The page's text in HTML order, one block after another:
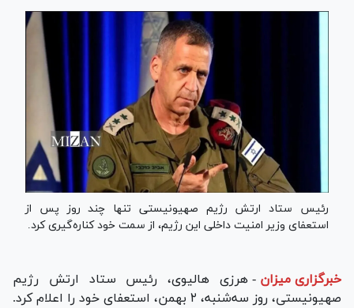
رئیس ستاد ارتش رژیم صهیونیستی تنها چند روز پس از
استعفای وزیر امنیت داخلی این رژیم، از سمت خود کناره‌گیری کرد.
خبرگزاری میزان - هرزی هالیوی، رئیس ستاد ارتش رژیم
صهیونیستی، روز سه‌شنبه، ۲ بهمن، استعفای خود را اعلام کرد.